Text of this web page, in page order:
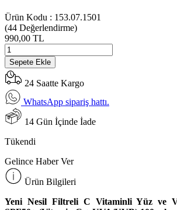
Ürün Kodu : 153.07.1501
(44 Değerlendirme)
990,00 TL
Sepete Ekle
24 Saatte Kargo
WhatsApp sipariş hattı.
14 Gün İçinde İade
Tükendi
Gelince Haber Ver
Ürün Bilgileri
Yeni Nesil Filtreli C Vitaminli Yüz ve